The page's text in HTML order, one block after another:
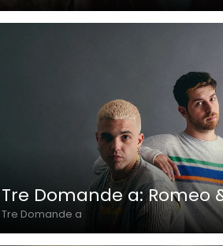
Tre Domande a: Romeo
Tre Domande a